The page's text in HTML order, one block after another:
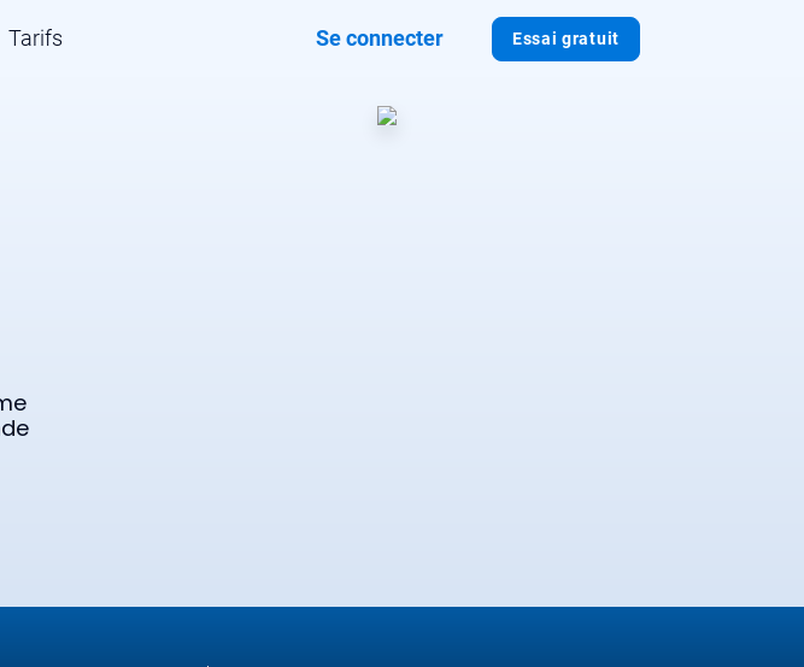
Essai gratuit
Tarifs Se connecter